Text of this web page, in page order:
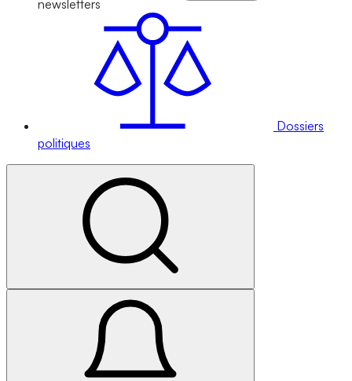
newsletters
Dossiers
politiques